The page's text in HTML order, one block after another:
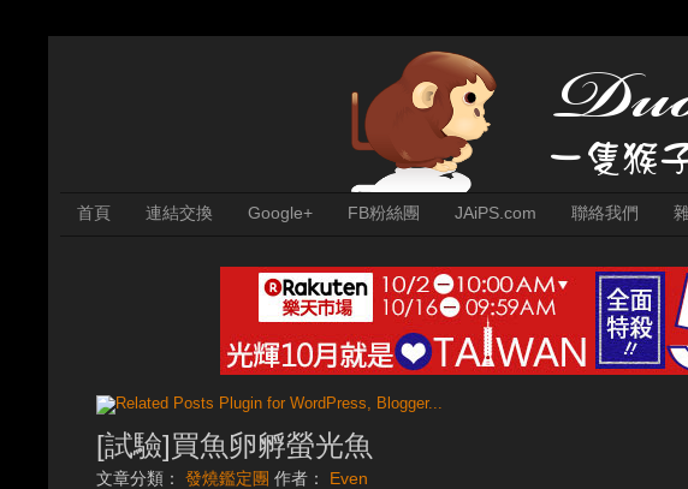
首頁 連結交換 Google+ FB粉絲團 JAiPS.com 聯絡我們
[試驗]買魚卵孵螢光魚
文章分類： 發燒鑑定團 作者： Even